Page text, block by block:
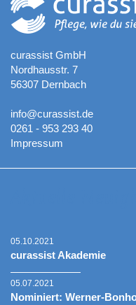
curassist GmbH
Nordhausstr. 7
56307 Dernbach
info@curassist.de
0261 - 953 293 40
Impressum
05.10.2021
curassist Akademie
05.07.2021
Nominiert: Werner-